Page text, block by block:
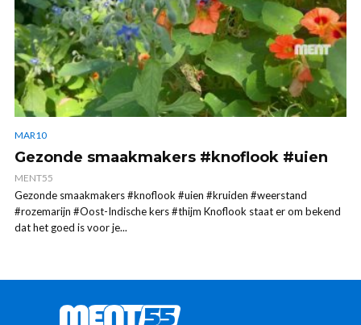
MAR10
Gezonde smaakmakers #knoflook #uien
MENT55
Gezonde smaakmakers #knoflook #uien #kruiden #weerstand
#rozemarijn #Oost-Indische kers #thijm Knoflook staat er om bekend
dat het goed is voor je...